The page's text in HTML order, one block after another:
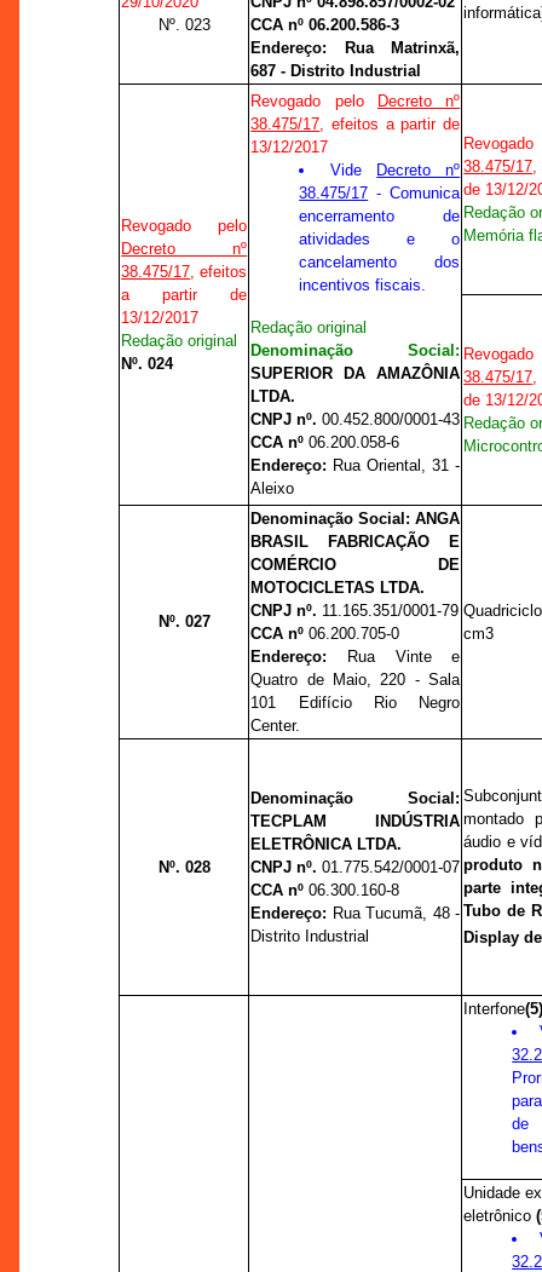
Nº. 023
CCA nº 06.200.586-3
Endereço: Rua Matrinxã,
687 - Distrito Industrial
Revogado pelo
Decreto nº
38.475/17, efeitos
a partir de
13/12/2017
Redação original
Nº. 024
Revogado pelo
Decreto nº
38.475/17, efeitos a partir de
13/12/2017
Vide
Decreto nº
38.475/17 - Comunica
encerramento de
atividades e o
cancelamento dos
incentivos fiscais.
Redação original
Denominação Social:
SUPERIOR DA AMAZÔNIA
LTDA.
CNPJ nº.00.452.800/0001-43
CCA nº06.200.058-6
Endereço: Rua Oriental, 31 -
Aleixo
38.475/17,
de 13/12/
Redação
Memória
38.475/17,
de 13/12/
Redação
Nº. 027
Denominação Social:ANGA
BRASIL FABRICAÇÃO E
COMÉRCIO DE
MOTOCICLETAS LTDA.
CNPJ nº. 11.165.351/0001-79
CCA nº06.200.705-0
Endereço:
Rua Vinte e
Quatro de Maio, 220 - Sala
101 Edifício Rio Negro
Center.
cm3
Nº. 028
Denominação Social:
TECPLAM INDÚSTRIA
ELETRÔNICA LTDA.
CNPJ nº.01.775.542/0001-07
CCA nº06.300.160-8
Endereço: Rua Tucumã, 48 -
Distrito Industrial
montado
áudio e
produto
parte
Tubo de
Display
Interfone
de
Unidade
eletrônico